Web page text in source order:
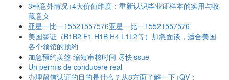
3种意外情况+4大价值维度：重新认识毕业证样本的实用与收
藏意义
亚星一比一15521557576亚星一比一15521557576
美国签证（B1B2 F1 H1B H4 L1L2等）加急面谈，适合美国
各个领馆的预约
加急预约美签 缩短审核时间 尽快issue
Un permis de conducere real
办理留信认证的目的是什么？从3方面了解一下+QV：